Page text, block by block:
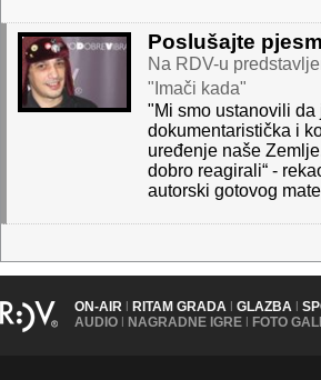
Poslušajte
Na RDV-u
"Imači kada"
"Mi smo ustanovili
dokumentaristička i
uređenje naše
dobro reagirali“ -
autorski gotovog
ON-AIR | RITAM GRADA | GLAZBA |
AUDIO | NAGRADNE IGRE | FOTO